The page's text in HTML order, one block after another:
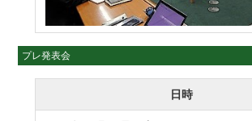
プレ発表会
日時